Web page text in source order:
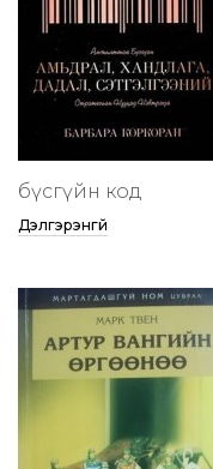
бүсгүйн код
Дэлгэрэнгүй